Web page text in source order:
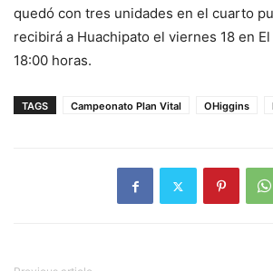
quedó con tres unidades en el cuarto
recibirá a Huachipato el viernes 18 en
18:00 horas.
TAGS Campeonato Plan Vital OHiggins